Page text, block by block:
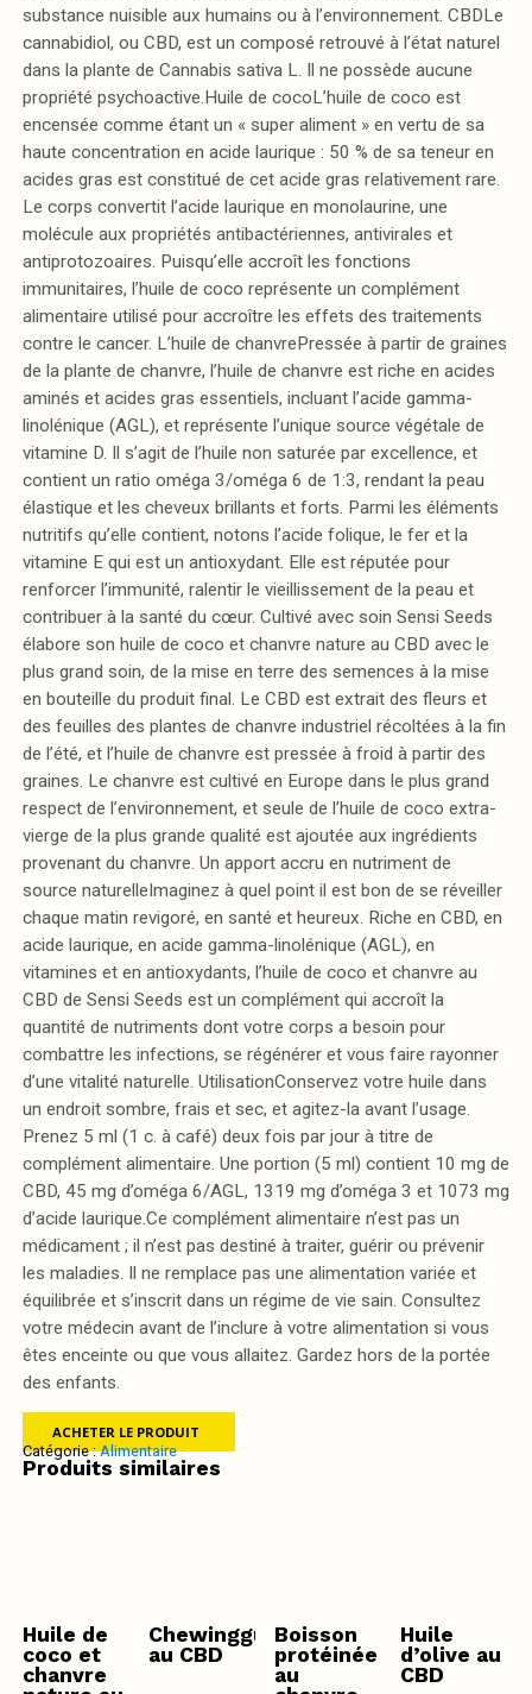
substance nuisible aux humains ou à l’environnement. CBDLe
cannabidiol, ou CBD, est un composé retrouvé à l’état naturel
dans la plante de Cannabis sativa L. Il ne possède aucune
propriété psychoactive.Huile de cocoL’huile de coco est
encensée comme étant un « super aliment » en vertu de sa
haute concentration en acide laurique : 50 % de sa teneur en
acides gras est constitué de cet acide gras relativement rare.
Le corps convertit l’acide laurique en monolaurine, une
molécule aux propriétés antibactériennes, antivirales et
antiprotozoaires. Puisqu’elle accroît les fonctions
immunitaires, l’huile de coco représente un complément
alimentaire utilisé pour accroître les effets des traitements
contre le cancer. L’huile de chanvrePressée à partir de graines
de la plante de chanvre, l’huile de chanvre est riche en acides
aminés et acides gras essentiels, incluant l’acide gamma-
linolénique (AGL), et représente l’unique source végétale de
vitamine D. Il s’agit de l’huile non saturée par excellence, et
contient un ratio oméga 3/oméga 6 de 1:3, rendant la peau
élastique et les cheveux brillants et forts. Parmi les éléments
nutritifs qu’elle contient, notons l’acide folique, le fer et la
vitamine E qui est un antioxydant. Elle est réputée pour
renforcer l’immunité, ralentir le vieillissement de la peau et
contribuer à la santé du cœur. Cultivé avec soin Sensi Seeds
élabore son huile de coco et chanvre nature au CBD avec le
plus grand soin, de la mise en terre des semences à la mise
en bouteille du produit final. Le CBD est extrait des fleurs et
des feuilles des plantes de chanvre industriel récoltées à la fin
de l’été, et l’huile de chanvre est pressée à froid à partir des
graines. Le chanvre est cultivé en Europe dans le plus grand
respect de l’environnement, et seule de l’huile de coco extra-
vierge de la plus grande qualité est ajoutée aux ingrédients
provenant du chanvre. Un apport accru en nutriment de
source naturelleImaginez à quel point il est bon de se réveiller
chaque matin revigoré, en santé et heureux. Riche en CBD, en
acide laurique, en acide gamma-linolénique (AGL), en
vitamines et en antioxydants, l’huile de coco et chanvre au
CBD de Sensi Seeds est un complément qui accroît la
quantité de nutriments dont votre corps a besoin pour
combattre les infections, se régénérer et vous faire rayonner
d’une vitalité naturelle. UtilisationConservez votre huile dans
un endroit sombre, frais et sec, et agitez-la avant l’usage.
Prenez 5 ml (1 c. à café) deux fois par jour à titre de
complément alimentaire. Une portion (5 ml) contient 10 mg de
CBD, 45 mg d’oméga 6/AGL, 1319 mg d’oméga 3 et 1073 mg
d’acide laurique.Ce complément alimentaire n’est pas un
médicament ; il n’est pas destiné à traiter, guérir ou prévenir
les maladies. Il ne remplace pas une alimentation variée et
équilibrée et s’inscrit dans un régime de vie sain. Consultez
votre médecin avant de l’inclure à votre alimentation si vous
êtes enceinte ou que vous allaitez. Gardez hors de la portée
des enfants.
ACHETER LE PRODUIT
Catégorie :Alimentaire
Produits similaires
Huile de
coco et
chanvre
Chewinggum
au CBD
Boisson
protéinée
au
Huile
d’olive au
CBD